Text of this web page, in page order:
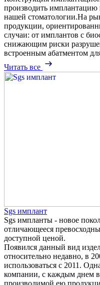
производить имплантацию
нашей стоматологии.На
продукции,
случаи: от имплантов с
снижающим риски
встроенным абатментом
Читать все
Sgs имплант
Sgs импланты - новое
отличающееся
доступной ценой.
Появился данный вид
относительно недавно, в
использоваться с 2011.
компании, с каждым днем
производимой ею